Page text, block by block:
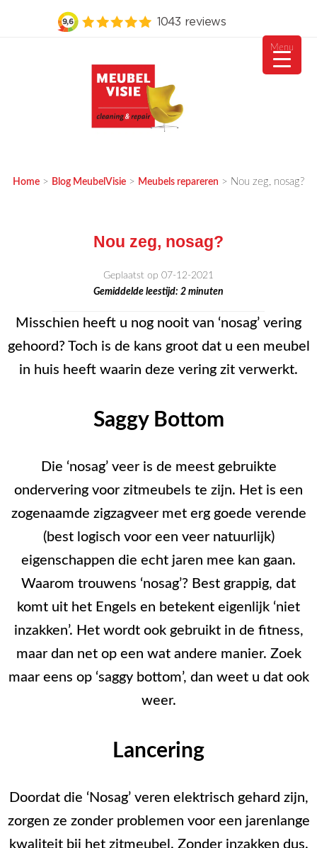
Home > Blog MeubelVisie > Meubels repareren > Nou zeg, nosag?
Nou zeg, nosag?
Geplaatst op 07-12-2021
Gemiddelde leestijd: 2 minuten
Misschien heeft u nog nooit van ‘nosag’ vering
gehoord? Toch is de kans groot dat u een meubel
in huis heeft waarin deze vering zit verwerkt.
Saggy Bottom
Die ‘nosag’ veer is de meest gebruikte
ondervering voor zitmeubels te zijn. Het is een
zogenaamde zigzagveer met erg goede verende
(best logisch voor een veer natuurlijk)
eigenschappen die echt jaren mee kan gaan.
Waarom trouwens ‘nosag’? Best grappig, dat
komt uit het Engels en betekent eigenlijk ‘niet
inzakken’. Het wordt ook gebruikt in de fitness,
maar dan net op een wat andere manier. Zoek
maar eens op ‘saggy bottom’, dan weet u dat ook
weer.
Lancering
Doordat die ‘Nosag’ veren elektrisch gehard zijn,
zorgen ze zonder problemen voor een jarenlange
kwaliteit bij het zitmeubel. Zonder inzakken dus.
Menu